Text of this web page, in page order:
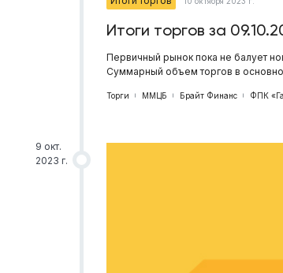
Итоги торгов за
Первичный рынок пока не балует
Суммарный объем торгов в
Торги ММЦБ Брайт Финанс ФПК
9 окт.
2023 г.